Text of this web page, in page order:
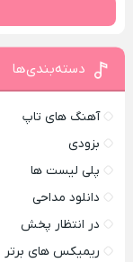
دسته‌بندی‌ها
آهنگ های تاپ
بزودی
پلی لیست ها
دانلود مداحی
در انتظار پخش
ریمیکس های برتر